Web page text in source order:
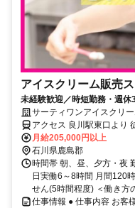
アイスクリーム販売
未経験歓迎／時短勤務・週休
／髪色自由／残業5時間以内
サーティワンアイスクリ
アクセス 良川駅東口より
月給205,000円以上
石川県鹿島郡
時間帯 朝、昼、夕方・夜
日実働6～8時間 月間120
せん(5時間程度) ＜働き方
仕事情報 ● 仕事内容 お客